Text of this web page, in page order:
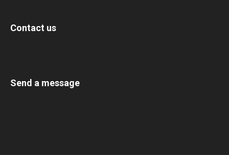
Contact us
Send a message